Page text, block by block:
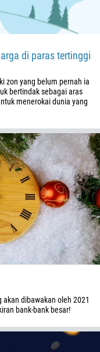
di paras tertinggi
zon yang belum pernah ia
bertindak sebagai aras
menerokai dunia yang
dibawakan oleh 2021
bank-bank besar!